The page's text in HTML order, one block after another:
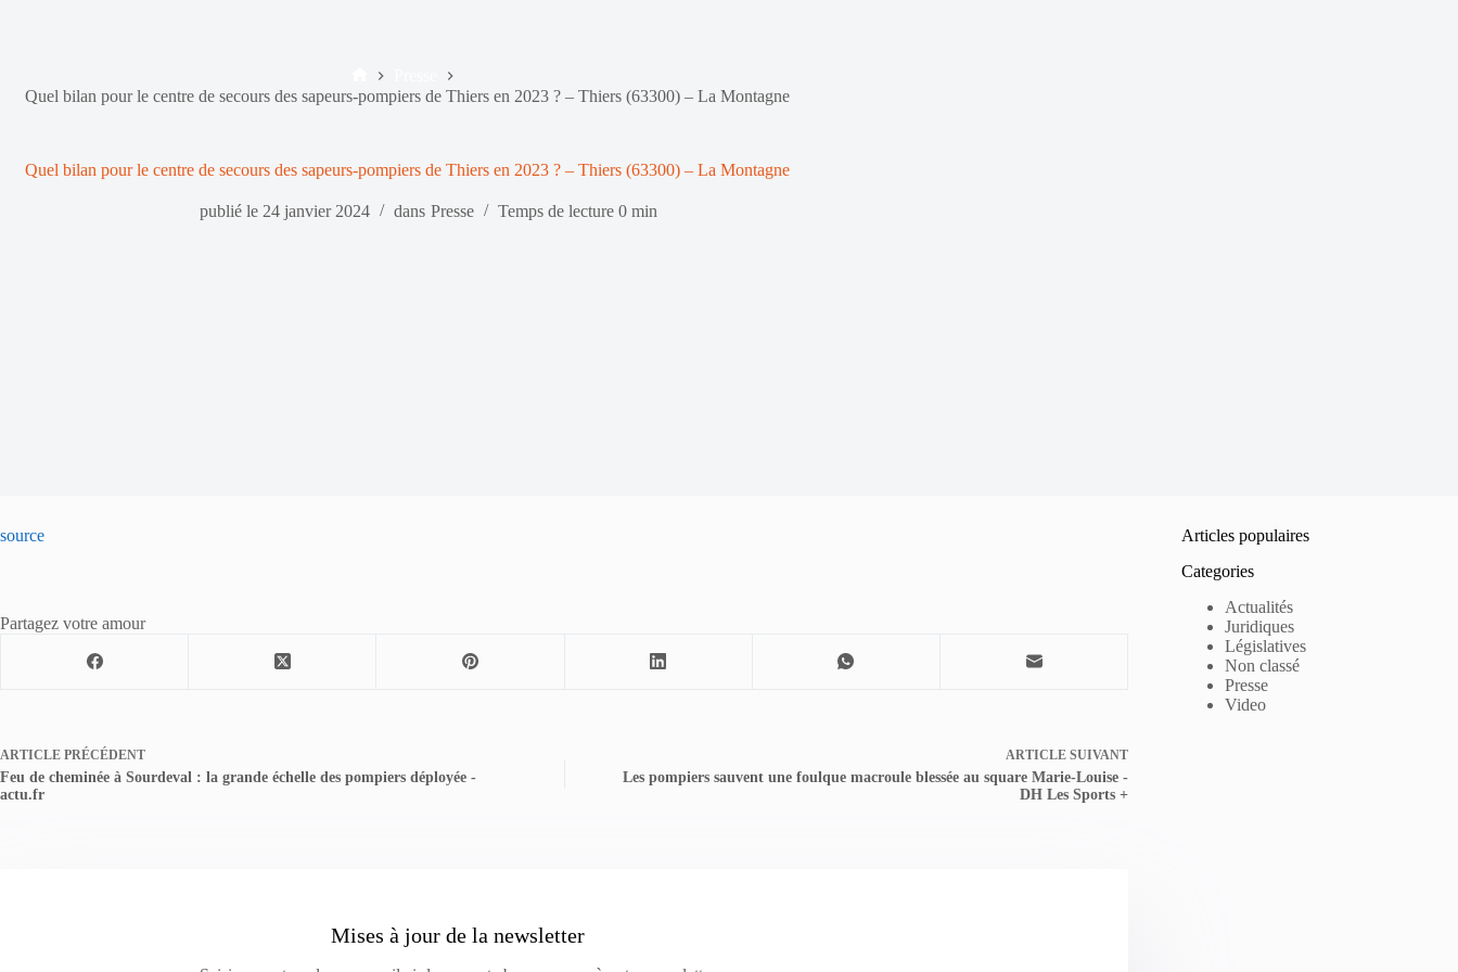
Accueil
Quel bilan pour le centre de secours des sapeurs-pompiers de Thiers en 2023 ? – Thiers (63300) – La Montagne
Quel bilan pour le centre de secours des sapeurs-pompiers de Thiers en 2023 ? – Thiers (63300) – La Montagne
publié le 24 janvier 2024 dans Presse Temps de lecture 0 min
source
Partagez votre amour
ARTICLE PRÉCÉDENT
Feu de cheminée à Sourdeval : la grande échelle des pompiers déployée -
actu.fr
ARTICLE SUIVANT
Les pompiers sauvent une foulque macroule blessée au square Marie-Louise -
DH Les Sports +
Mises à jour de la newsletter
Articles populaires
Categories
Actualités
Juridiques
Législatives
Non classé
Presse
Video